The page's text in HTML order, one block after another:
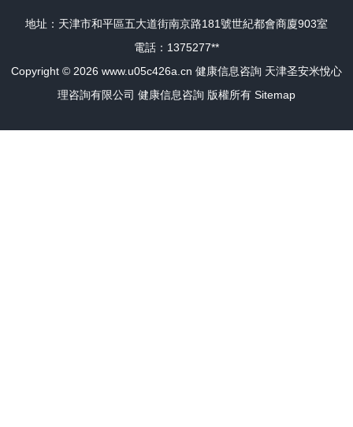
地址：天津市和平區五大道街南京路181號世紀都會商廈903室
電話：1375277**
Copyright © 2026 www.u05c426a.cn 健康信息咨詢 天津圣安米悅心
理咨詢有限公司 健康信息咨詢 版權所有 Sitemap